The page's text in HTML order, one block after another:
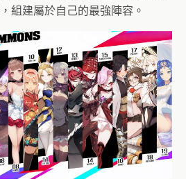
組建屬於自己的最強陣容。